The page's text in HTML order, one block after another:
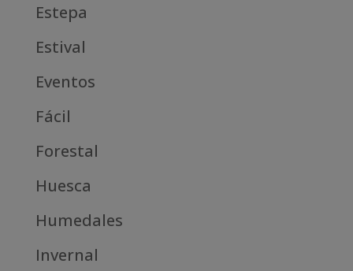
Estepa
Estival
Eventos
Fácil
Forestal
Huesca
Humedales
Invernal